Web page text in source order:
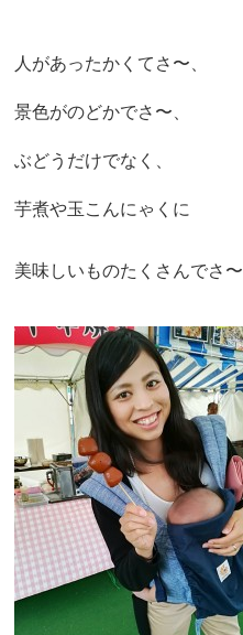
人があったかくてさ〜、
景色がのどかでさ〜、
ぶどうだけでなく、
芋煮や玉こんにゃくに
美味しいものたくさんでさ〜